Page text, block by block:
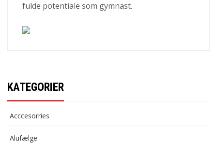
fulde potentiale som gymnast.
KATEGORIER
Acccesorries
Alufælge